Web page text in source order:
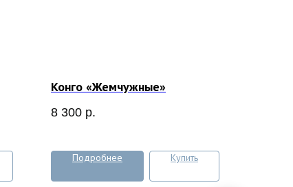
Конго «Жемчужные»
8 300 р.
Подробнее Купить